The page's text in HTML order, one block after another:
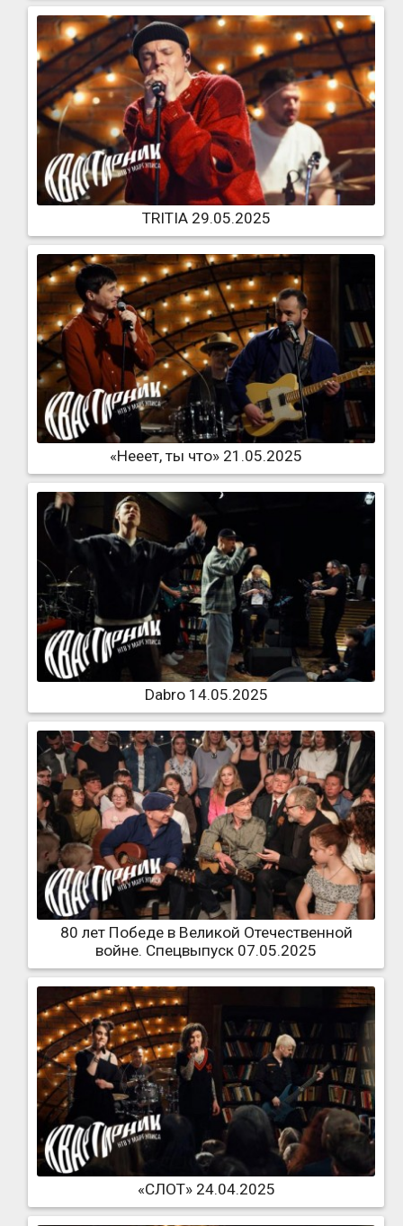
TRITIA 29.05.2025
«Нееет, ты что» 21.05.2025
Dabro 14.05.2025
80 лет Победе в Великой Отечественной
войне. Спецвыпуск 07.05.2025
«СЛОТ» 24.04.2025